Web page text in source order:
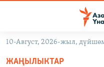
Навигацияга
өтүңүз
10-Август, 2026-жыл,
ЖАҢЫЛЫКТАР